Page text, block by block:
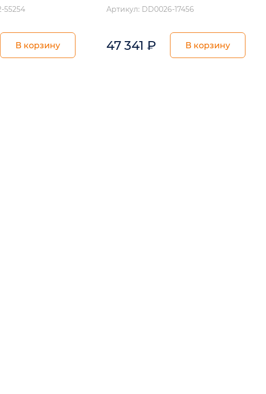
55254
В корзину
Артикул: DD0026-17456
47 341 ₽ В корзину